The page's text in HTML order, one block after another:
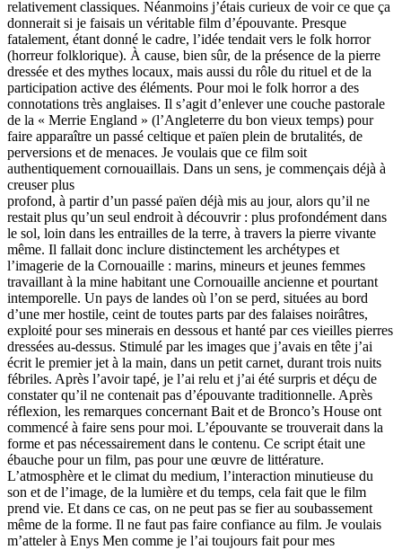
relativement classiques. Néanmoins j’étais curieux de voir ce que ça
donnerait si je faisais un véritable film d’épouvante. Presque
fatalement, étant donné le cadre, l’idée tendait vers le folk horror
(horreur folklorique). À cause, bien sûr, de la présence de la pierre
dressée et des mythes locaux, mais aussi du rôle du rituel et de la
participation active des éléments. Pour moi le folk horror a des
connotations très anglaises. Il s’agit d’enlever une couche pastorale
de la « Merrie England » (l’Angleterre du bon vieux temps) pour
faire apparaître un passé celtique et païen plein de brutalités, de
perversions et de menaces. Je voulais que ce film soit
authentiquement cornouaillais. Dans un sens, je commençais déjà à
creuser plus
profond, à partir d’un passé païen déjà mis au jour, alors qu’il ne
restait plus qu’un seul endroit à découvrir : plus profondément dans
le sol, loin dans les entrailles de la terre, à travers la pierre vivante
même. Il fallait donc inclure distinctement les archétypes et
l’imagerie de la Cornouaille : marins, mineurs et jeunes femmes
travaillant à la mine habitant une Cornouaille ancienne et pourtant
intemporelle. Un pays de landes où l’on se perd, situées au bord
d’une mer hostile, ceint de toutes parts par des falaises noirâtres,
exploité pour ses minerais en dessous et hanté par ces vieilles pierres
dressées au-dessus. Stimulé par les images que j’avais en tête j’ai
écrit le premier jet à la main, dans un petit carnet, durant trois nuits
fébriles. Après l’avoir tapé, je l’ai relu et j’ai été surpris et déçu de
constater qu’il ne contenait pas d’épouvante traditionnelle. Après
réflexion, les remarques concernant Bait et de Bronco’s House ont
commencé à faire sens pour moi. L’épouvante se trouverait dans la
forme et pas nécessairement dans le contenu. Ce script était une
ébauche pour un film, pas pour une œuvre de littérature.
L’atmosphère et le climat du medium, l’interaction minutieuse du
son et de l’image, de la lumière et du temps, cela fait que le film
prend vie. Et dans ce cas, on ne peut pas se fier au soubassement
même de la forme. Il ne faut pas faire confiance au film. Je voulais
m’atteler à Enys Men comme je l’ai toujours fait pour mes